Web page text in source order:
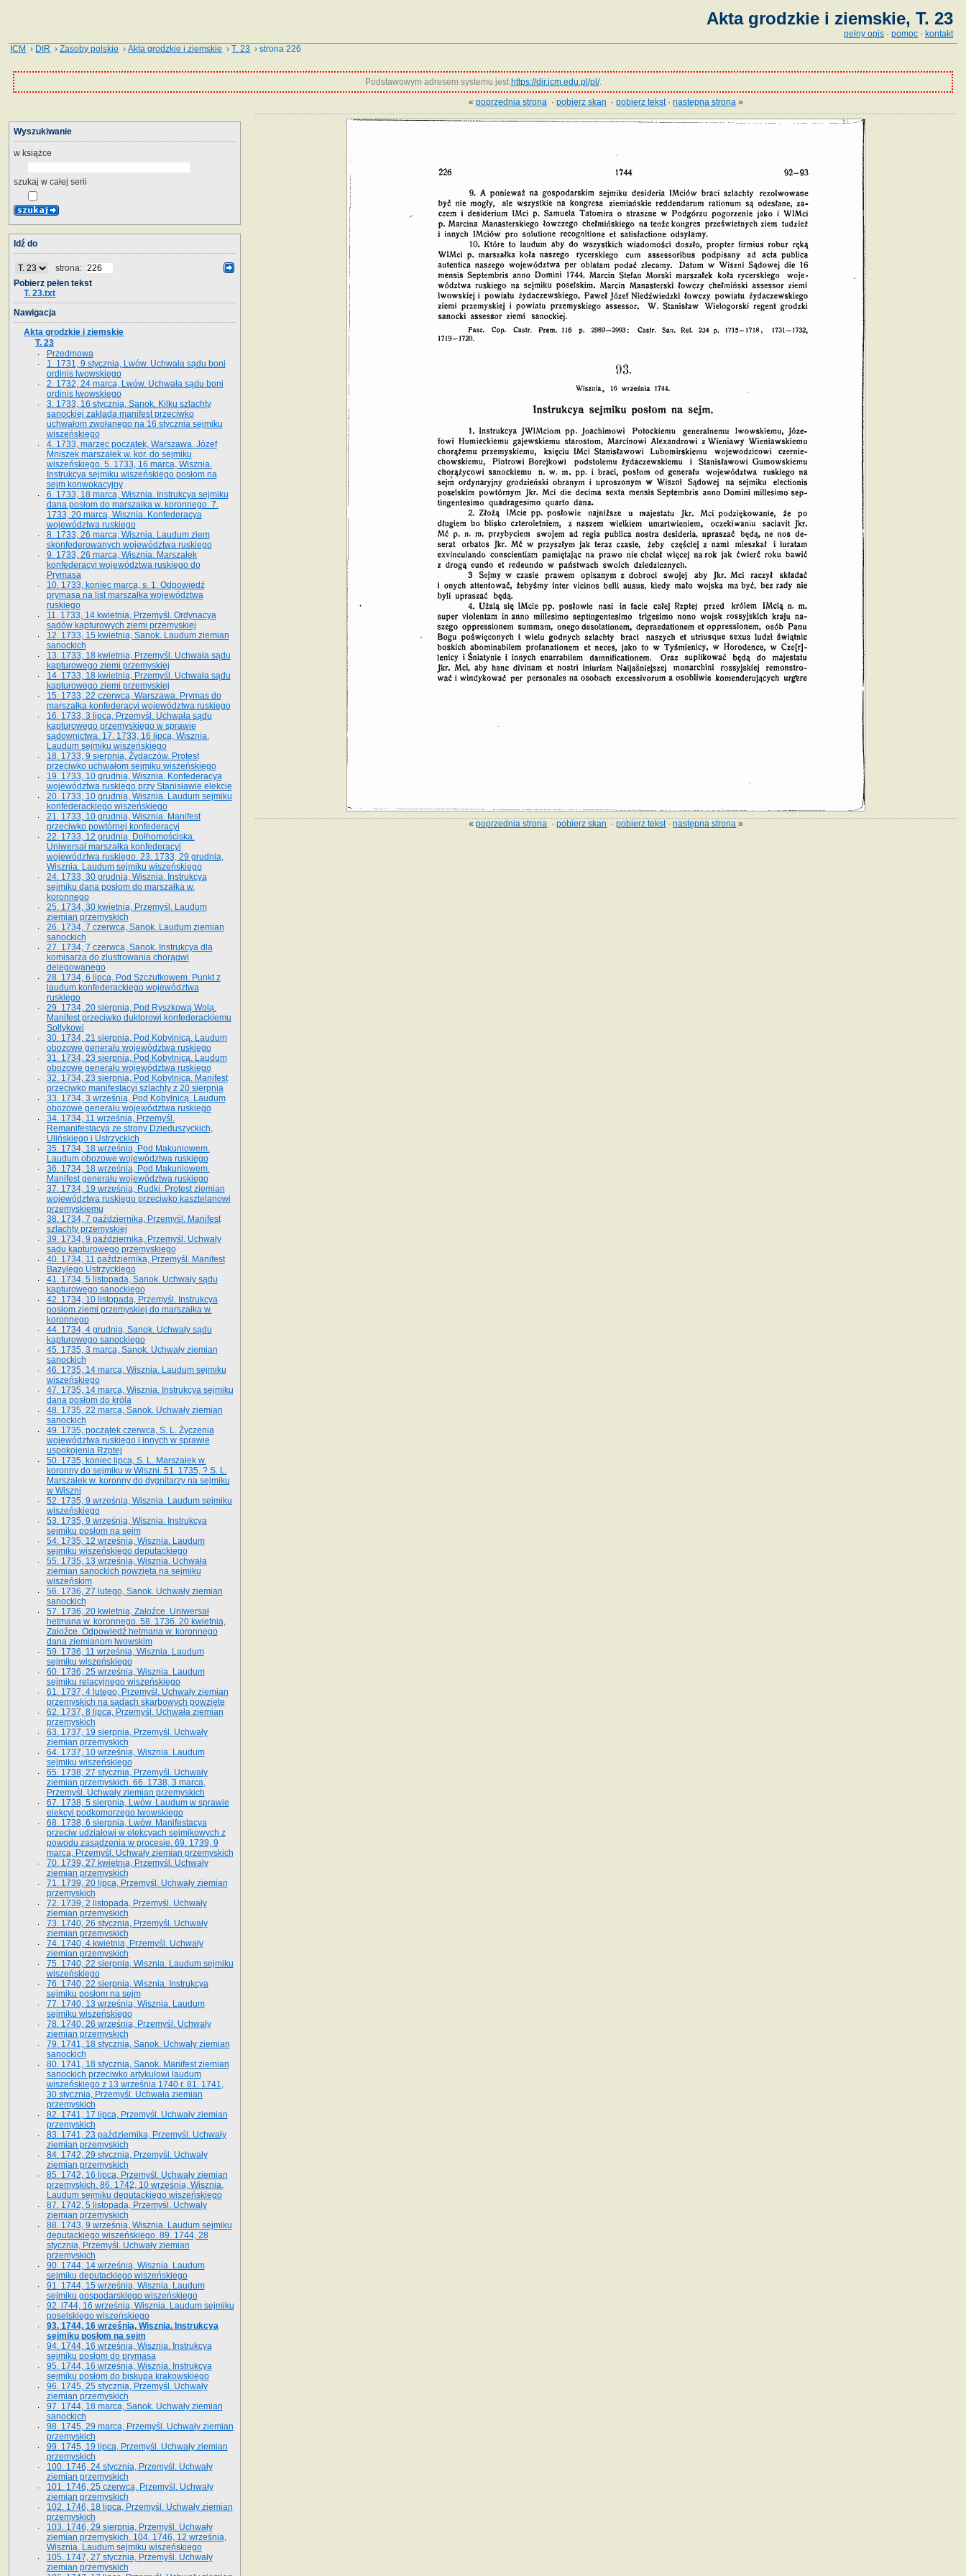
Akta grodzkie i ziemskie, T. 23
pełny opis · pomoc · kontakt
ICM › DIR ›Zasoby polskie ›Akta grodzkie i ziemskie ›T. 23 › strona 226
Podstawowym adresem systemu jest https://dir.icm.edu.pl/pl/.
«poprzednia strona ·pobierz skan ·pobierz tekst·następna strona »
«poprzednia strona ·pobierz skan ·pobierz tekst·następna strona »
Wyszukiwanie
w książce
szukaj w całej serii
Idź do
strona:
Pobierz pełen tekst
T. 23.txt
Nawigacja
Akta grodzkie i ziemskie
T. 23
Przedmowa
1. 1731, 9 stycznia, Lwów. Uchwała sądu boni
ordinis lwowskiego
2. 1732, 24 marca, Lwów. Uchwała sądu boni
ordinis lwowskiego
3. 1733, 16 stycznia, Sanok. Kilku szlachty
sanockiej zakłada manifest przeciwko
uchwałom zwołanego na 16 stycz­nia sejmiku
wiszeńskiego
4. 1733, marzec początek, Warszawa. Józef
Mniszek marszałek w. kor. do sejmiku
wiszeńskiego. 5. 1733, 16 marca, Wisznia.
Instrukcya sejmiku wiszeńskiego posłom na
sejm konwokacyjny
6. 1733, 18 marca, Wisznia. Instrukcya sejmiku
dana posłom do marszałka w. koronnego. 7.
1733, 20 marca, Wisznia. Konfederacya
województwa ruskiego
8. 1733, 26 marca, Wisznia. Laudum ziem
skonfederowanych województwa ruskiego
9. 1733, 26 marca, Wisznia. Marszałek
konfederacyi województwa ruskiego do
Prymasa
10. 1733, koniec marca, s. 1. Odpowiedź
prymasa na list marszałka województwa
ruskiego
11. 1733, 14 kwietnia, Przemyśl. Ordynacya
sądów kapturowych ziemi przemyskiej
12. 1733, 15 kwietnia, Sanok. Laudum ziemian
sanockich
13. 1733, 18 kwietnia, Przemyśl. Uchwała sądu
kapturowego ziemi przemyskiej
14. 1733, 18 kwietnia, Przemyśl. Uchwała sądu
kapturowego ziemi przemyskiej
15. 1733, 22 czerwca, Warszawa. Prymas do
marszałka konfederacyi województwa ruskiego
16. 1733, 3 lipca, Przemyśl. Uchwała sądu
kapturowego przemyskiego w sprawie
sądownictwa. 17. 1733, 16 lipca, Wisznia.
Laudum sejmiku wiszeńskiego
18. 1733, 9 sierpnia, Żydaczów. Protest
przeciwko uchwałom sejmiku wiszeńskiego
19. 1733, 10 grudnia, Wisznia. Konfederacya
województwa ruskiego przy Stanisławie elekcie
20. 1733, 10 grudnia, Wisznia. Laudum sejmiku
konfederackiego wiszeńskiego
21. 1733, 10 grudnia, Wisznia. Manifest
przeciwko powtórnej konfederacyi
22. 1733, 12 grudnia, Dołhomościska.
Uniwersał marszałka konfederacyi
województwa ruskiego. 23. 1733, 29 grudnia,
Wisznia. Laudum sejmiku wiszeńskiego
24. 1733, 30 grudnia, Wisznia. Instrukcya
sejmiku dana posłom do marszałka w.
koronnego
25. 1734, 30 kwietnia, Przemyśl. Laudum
ziemian przemyskich
26. 1734, 7 czerwca, Sanok. Laudum ziemian
sanockich
27. 1734, 7 czerwca, Sanok. Instrukcya dla
komisarza do zlustrowania chorągwi
delegowanego
28. 1734, 6 lipca, Pod Szczutkowem. Punkt z
laudum konfederackiego województwa
ruskiego
29. 1734, 20 sierpnia, Pod Ryszkową Wolą.
Manifest przeciwko duktorowi konfederackiemu
Sołtykowi
30. 1734, 21 sierpnia, Pod Kobylnicą. Laudum
obozowe generału województwa ruskiego
31. 1734, 23 sierpnia, Pod Kobylnicą. Laudum
obozowe generału województwa ruskiego
32. 1734, 23 sierpnia, Pod Kobylnicą. Manifest
przeciwko manifestacyi szlachty z 20 sierpnia
33. 1734, 3 września, Pod Kobylnicą. Laudum
obozowe generału województwa ruskiego
34. 1734, 11 września, Przemyśl.
Remanifestacya ze strony Dzieduszyckich,
Ulińskiego i Ustrzyckich
35. 1734, 18 września, Pod Makuniowem.
Laudum obozowe województwa ruskiego
36. 1734, 18 września, Pod Makuniowem.
Manifest generału województwa ruskiego
37. 1734, 19 września, Rudki. Protest ziemian
województwa ruskiego przeciwko kasztelanowi
przemyskiemu
38. 1734, 7 października, Przemyśl. Manifest
szlachty przemyskiej
39. 1734, 9 października, Przemyśl. Uchwały
sądu kapturowego przemyskiego
40. 1734, 11 października, Przemyśl. Manifest
Bazylego Ustrzyckiego
41. 1734, 5 listopada, Sanok. Uchwały sądu
kapturowego sanockiego
42. 1734, 10 listopada, Przemyśl. Instrukcya
posłom ziemi przemyskiej do marszałka w.
koronnego
44. 1734, 4 grudnia, Sanok. Uchwały sądu
kapturowego sanockiego
45. 1735, 3 marca, Sanok. Uchwały ziemian
sanockich
46. 1735, 14 marca, Wisznia. Laudum sejmiku
wiszeńskiego
47. 1735, 14 marca, Wisznia. Instrukcya sejmiku
dana posłom do króla
48. 1735, 22 marca, Sanok. Uchwały ziemian
sanockich
49. 1735, początek czerwca, S. L. Życzenia
województwa ruskiego i innych w sprawie
uspokojenia Rzptej
50. 1735, koniec lipca, S. L. Marszałek w.
koronny do sejmiku w Wiszni. 51. 1735, ? S. L.
Marszałek w. koronny do dygnitarzy na sejmiku
w Wiszni
52. 1735, 9 września, Wisznia. Laudum sejmiku
wiszeńskiego
53. 1735, 9 września, Wisznia. Instrukcya
sejmiku posłom na sejm
54. 1735, 12 września, Wisznia. Laudum
sejmiku wiszeńskiego deputackiego
55. 1735, 13 września, Wisznia. Uchwała
ziemian sanockich powzięta na sejmiku
wiszeńskim
56. 1736, 27 lutego, Sanok. Uchwały ziemian
sanockich
57. 1736, 20 kwietnia, Załoźce. Uniwersał
hetmana w. koronnego. 58. 1736. 20 kwietnia,
Załoźce. Odpowiedź hetmana w. koronnego
dana ziemianom lwowskim
59. 1736, 11 września, Wisznia. Laudum
sejmiku wiszeńskiego
60. 1736, 25 września, Wisznia. Laudum
sejmiku relacyjnego wiszeńskiego
61. 1737, 4 lutego, Przemyśl. Uchwały ziemian
przemyskich na sądach skarbowych powzięte
62. 1737, 8 lipca, Przemyśl. Uchwała ziemian
przemyskich
63. 1737, 19 sierpnia, Przemyśl. Uchwały
ziemian przemyskich
64. 1737, 10 września, Wisznia. Laudum
sejmiku wiszeńskiego
65. 1738, 27 stycznia, Przemyśl. Uchwały
ziemian przemyskich­­. 66. 1738, 3 marca,
Przemyśl. Uchwały ziemian przemyskich­
67. 1738, 5 sierpnia, Lwów. Laudum w sprawie
elekcyi podkomorzego lwowskiego
68. 1738, 6 sierpnia, Lwów. Manifestacya
przeciw udziałowi w elekcyach sejmikowych z
powodu zasądzenia w procesie. 69. 1739, 9
marca, Przemyśl. Uchwały ziemian przemyskich
70. 1739, 27 kwietnia, Przemyśl. Uchwały
ziemian przemyskich
71. 1739, 20 lipca, Przemyśl. Uchwały ziemian
przemyskich
72. 1739, 2 listopada, Przemyśl. Uchwały
ziemian przemyskich
73. 1740, 26 stycznia, Przemyśl. Uchwały
ziemian przemyskich
74. 1740, 4 kwietnia, Przemyśl. Uchwały
ziemian przemyskich
75. 1740, 22 sierpnia, Wisznia. Laudum sejmiku
wiszeńskiego
76. 1740, 22 sierpnia, Wisznia. Instrukcya
sejmiku posłom na sejm
77. 1740, 13 września, Wisznia. Laudum
sejmiku wiszeńskiego
78. 1740, 26 września, Przemyśl. Uchwały
ziemian przemyskich
79. 1741, 18 stycznia, Sanok. Uchwały ziemian
sanockich
80. 1741, 18 stycznia, Sanok. Manifest ziemian
sanockich przeciwko artykułowi laudum
wiszeńskiego z 13 wrze­śnia 1740 r. 81. 1741,
30 stycznia, Przemyśl. Uchwała ziemian
przemyskich
82. 1741, 17 lipca, Przemyśl. Uchwały ziemian
przemyskich
83. 1741, 23 października, Przemyśl. Uchwały
ziemian przemyskich
84. 1742, 29 stycznia, Przemyśl. Uchwały
ziemian przemyskich
85. 1742, 16 lipca, Przemyśl. Uchwały ziemian
przemyskich. 86. 1742, 10 września, Wisznia.
Laudum sejmiku deputackiego wiszeńskiego
87. 1742, 5 listopada, Przemyśl. Uchwały
ziemian przemyskich
88. 1743, 9 września, Wisznia. Laudum sejmiku
deputackiego wiszeńskiego. 89. 1744, 28
stycznia, Przemyśl. Uchwały ziemian
przemyskich
90. 1744, 14 września, Wisznia. Laudum
sejmiku deputackiego wiszeńskiego
91. 1744, 15 września, Wisznia. Laudum
sejmiku gospodarskiego wiszeńskiego
92. l744, 16 września, Wisznia. Laudum sejmiku
poselskiego wiszeńskiego
93. 1744, 16 września, Wisznia. Instrukcya
sejmiku posłom na sejm
94. 1744, 16 września, Wisznia. Instrukcya
sejmiku posłom do prymasa
95. 1744, 16 września, Wisznia. Instrukcya
sejmiku posłom do biskupa krakowskiego
96. 1745, 25 stycznia, Przemyśl. Uchwały
ziemian przemyskich
97. 1744, 18 marca, Sanok. Uchwały ziemian
sanockich
98. 1745, 29 marca, Przemyśl. Uchwały ziemian
przemyskich
99. 1745, 19 lipca, Przemyśl. Uchwały ziemian
przemyskich
100. 1746, 24 stycznia, Przemyśl. Uchwały
ziemian przemyskich
101. 1746, 25 czerwca, Przemyśl. Uchwały
ziemian przemyskich
102. 1746, 18 lipca, Przemyśl. Uchwały ziemian
przemyskich
103. 1746, 29 sierpnia, Przemyśl. Uchwały
ziemian przemyskich. 104. 1746, 12 września,
Wisznia. Laudum sejmiku wiszeńskiego
105. 1747, 27 stycznia, Przemyśl. Uchwały
ziemian przemyskich